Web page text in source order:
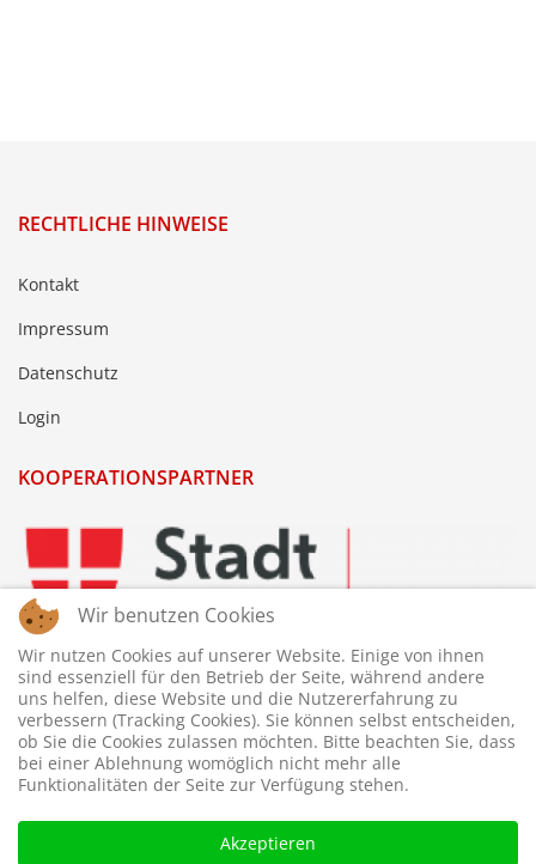
RECHTLICHE HINWEISE
Kontakt
Impressum
Datenschutz
Login
KOOPERATIONSPARTNER
Wir benutzen Cookies
Wir nutzen Cookies auf unserer Website. Einige von ihnen
sind essenziell für den Betrieb der Seite, während andere
uns helfen, diese Website und die Nutzererfahrung zu
verbessern (Tracking Cookies). Sie können selbst entscheiden,
ob Sie die Cookies zulassen möchten. Bitte beachten Sie, dass
bei einer Ablehnung womöglich nicht mehr alle
Funktionalitäten der Seite zur Verfügung stehen.
Akzeptieren